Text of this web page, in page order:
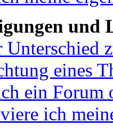
und
Unterschied
eines
ein Forum
ich